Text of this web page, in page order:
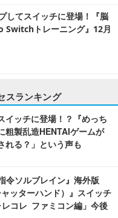
してスイッチに登場！『脳
Switchトレーニング』12月
スランキング
イッチに登場！？『めっち
粗製乱造HENTAIゲームが
れる？」という声も
令ソルブレイン』海外版
ャッターハンド）』スイッチ
コレ ファミコン編」今後